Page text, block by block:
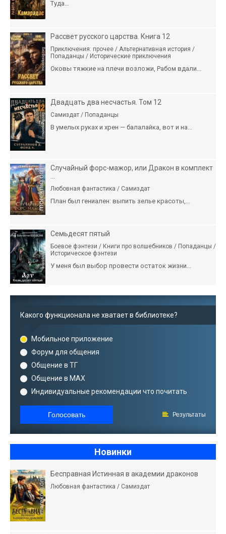
Туда...
Рассвет русского царства. Книга 12
Приключения: прочее / Альтернативная история /
Попаданцы / Исторические приключения
Оковы тяжкие на плечи возложи, Рабом вдали...
Двадцать два несчастья. Том 12
Самиздат / Попаданцы
В умелых руках и хрен — балалайка, вот и на...
Случайный форс-мажор, или Дракон в комплект
Любовная фантастика / Самиздат
План был гениален: выпить зелье красоты,...
Семьдесят пятый
Боевое фэнтези / Книги про волшебников / Попаданцы /
Историческое фэнтези
У меня был выбор провести остаток жизни...
Какого функционала не хватает в библиотеке?
Мобильное приложение
Форум для общения
Общение в ТГ
Общение в MAX
Индивидуальные рекомендации что почитать
Голосовать Результаты
Новинки
Бесправная Истинная в академии драконов
Любовная фантастика / Самиздат